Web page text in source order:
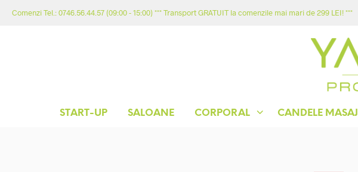
Comenzi Tel.: 0746.56.44.57 (09:00 - 15:00) *** Transport GRATUIT la comenzile mai mari de 299 LEI! ***
ACASA
START-UP SALOANE CORPORAL CANDELE MASAJ